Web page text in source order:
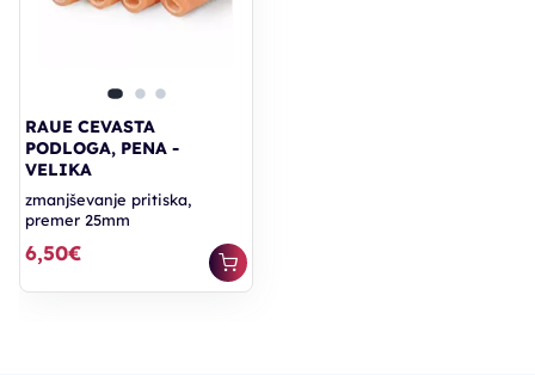
RAUE CEVASTA
PODLOGA, PENA -
VELIKA
zmanjševanje pritiska,
premer 25mm
6,50€